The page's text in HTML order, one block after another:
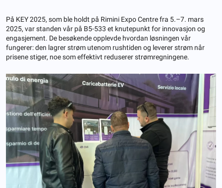
På KEY 2025, som ble holdt på Rimini Expo Centre fra 5.–7. mars
2025, var standen vår på B5-533 et knutepunkt for innovasjon og
engasjement. De besøkende opplevde hvordan løsningen vår
fungerer: den lagrer strøm utenom rushtiden og leverer strøm når
prisene stiger, noe som effektivt reduserer strømregningene.